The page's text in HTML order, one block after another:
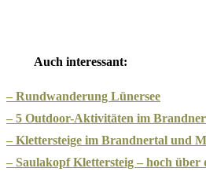
Auch interessant:
– Rundwanderung Lünersee
– 5 Outdoor-Aktivitäten im
– Klettersteige im Brandnertal und
– Saulakopf Klettersteig – hoch über